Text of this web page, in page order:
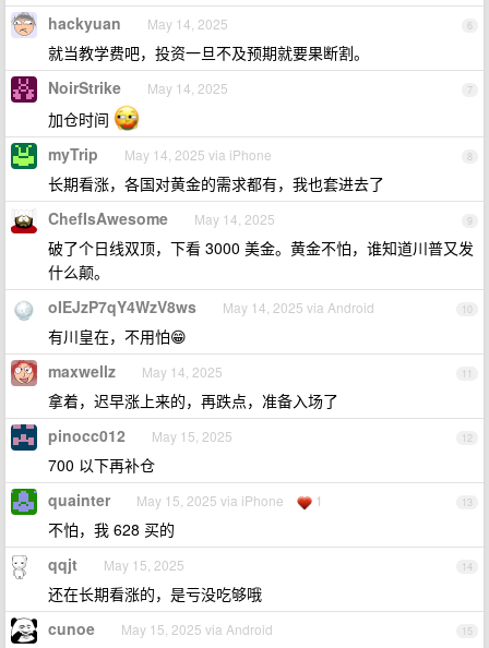
6
hackyuan May 14, 2025
就当教学费吧，投资一旦不及预期就要果断割。
7
NoirStrike May 14, 2025
加仓时间
8
myTrip May 14, 2025 via iPhone
长期看涨，各国对黄金的需求都有，我也套进去了
9
ChefIsAwesome May 14, 2025
破了个日线双顶，下看 3000 美金。黄金不怕，谁知道川普又发
什么颠。
10
oIEJzP7qY4WzV8ws May 14, 2025 via Android
有川皇在，不用怕😁
11
maxwellz May 14, 2025
拿着，迟早涨上来的，再跌点，准备入场了
12
pinocc012 May 15, 2025
700 以下再补仓
13
quainter May 15, 2025 via iPhone 1
不怕，我 628 买的
14
qqjt May 15, 2025
还在长期看涨的，是亏没吃够哦
15
cunoe May 15, 2025 via Android